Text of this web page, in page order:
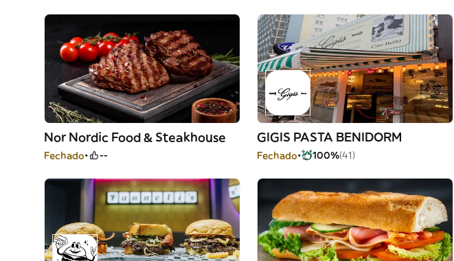
Nor Nordic Food & Steakhouse
Fechado --
GIGIS PASTA BENIDORM
Fechado 100%(41)